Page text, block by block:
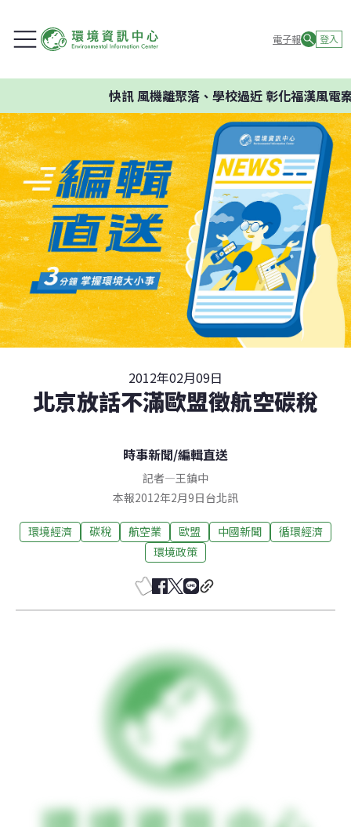
電子報 登入
快訊風機離聚落、學校過近 彰化福漢風電案
2012年02月09日
北京放話不滿歐盟徵航空碳稅
時事新聞/編輯直送
記者—王鎮中
本報2012年2月9日台北訊
環境經濟 碳稅 航空業 歐盟 中國新聞
循環經濟
環境政策